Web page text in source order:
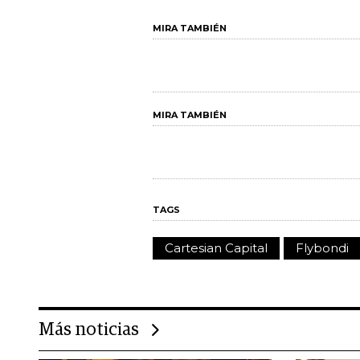
MIRA TAMBIÉN
MIRA TAMBIÉN
TAGS
Cartesian Capital Flybondi
Más noticias